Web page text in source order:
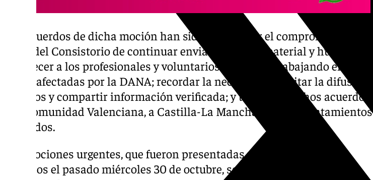
Los acuerdos de dicha moción han sido manifestar el compromiso por
parte del Consistorio de continuar enviando ayuda material y humana;
agradecer a los profesionales y voluntarios que están trabajando en las
zonas afectadas por la DANA; recordar la necesidad de evitar la difusión
de bulos y compartir información verificada; y trasladar dichos acuerdos
a la Comunidad Valenciana, a Castilla-La Mancha y a los Ayuntamientos
afectados.
Las mociones urgentes, que fueron presentadas por los partidos
políticos el pasado miércoles 30 de octubre, se trasladan al pleno